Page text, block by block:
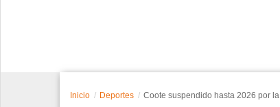
Inicio Deportes Coote suspendido hasta 2026 por la